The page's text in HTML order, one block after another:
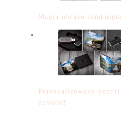
Magia obrazu
Personalizowany
nowość!